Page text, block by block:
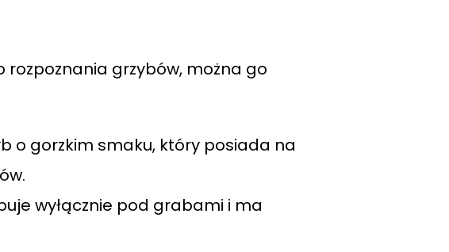
rozpoznania grzybów, można go
o gorzkim smaku, który posiada na
wyłącznie pod grabami i ma